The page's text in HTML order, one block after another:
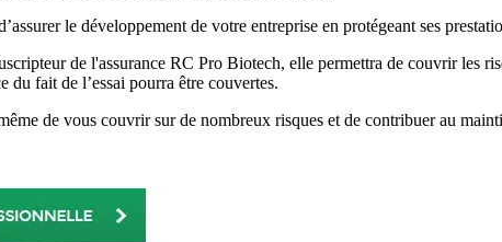
le développement de votre entreprise en protégeant ses
de l'assurance RC Pro Biotech, elle permettra de couvrir les
du fait de l’essai pourra être couvertes.
de vous couvrir sur de nombreux risques et de contribuer au